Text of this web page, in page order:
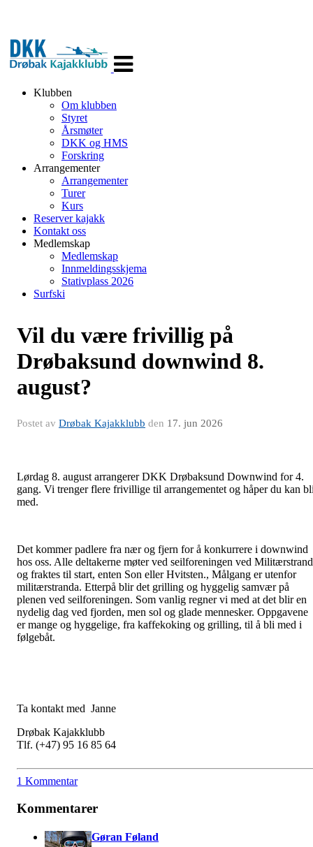
navigasjon
Klubben
Om klubben
Styret
Årsmøter
DKK og HMS
Forskring
Arrangementer
Arrangementer
Turer
Kurs
Reserver kajakk
Kontakt oss
Medlemskap
Medlemskap
Innmeldingsskjema
Stativplass 2026
Surfski
Vil du være frivillig på
Drøbaksund downwind 8.
august?
Postet av Drøbak Kajakklubb den 17. jun 2026
Lørdag 8. august arrangerer DKK Drøbaksund Downwind for 4.
gang. Vi trenger flere frivillige til arrangementet og håper du kan
med.
Det kommer padlere fra nær og fjern for å konkurrere i downwind
hos oss. Alle deltakerne møter ved seilforeningen ved
og fraktes til start, enten Son eller Hvitsten., Målgang er utenfor
militærstranda. Etterpå blir det grilling og hyggelig samvær på
plenen ved seilforeningen. Som vanlig regner vi med at det blir en
nydelig dag ved fjorden, men sol og glade mennesker. Oppgavene
er mange og hyggelige, fra kaffekoking og grilling, til å bli med i
følgebåt.
Ta kontakt med Janne
Drøbak Kajakklubb
Tlf. (+47) 95 16 85 64
1 Kommentar
Kommentarer
Gøran Føland